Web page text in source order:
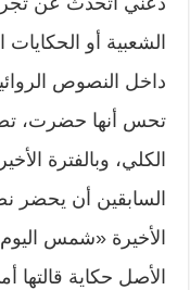
الشعبية أو
داخل النصوص
تحس أنها حضرت،
الكلي، وبالفترة
السابقين أن يحضر
الأخيرة «شمس
الأصل حكاية قالتها